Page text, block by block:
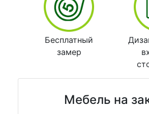
Бесплатный
замер
Мебель на